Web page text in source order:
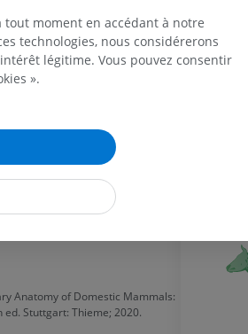
principaux, sans lobe
incomplète ?
MODIFICATION
Anatomy of Domestic Mammals:
Stuttgart: Thieme; 2020.
moment en accédant à notre
technologies, nous considérerons
légitime. Vous pouvez consentir
».